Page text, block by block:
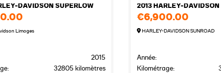
DAVIDSON SUPERLOW
Limoges
2015
32805 kilomètres
€6,900.00
HARLEY-DAVIDSON SUNROAD
Année:
Kilométrage: